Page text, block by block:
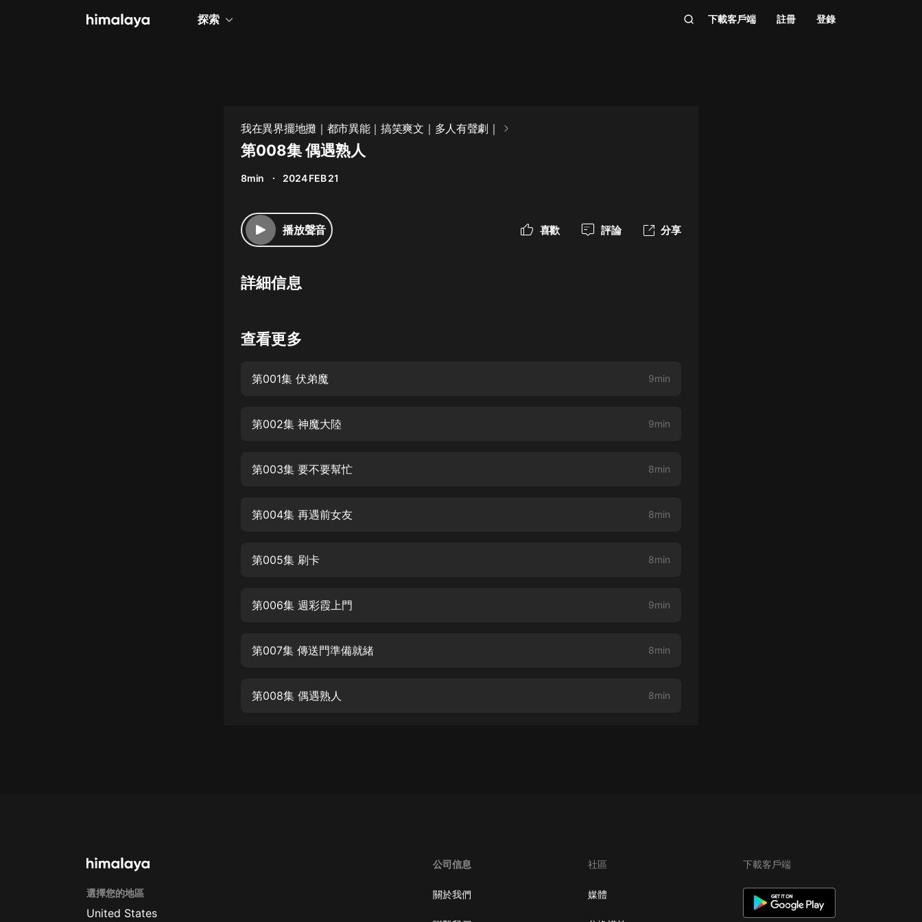
探索 下載客戶端 註冊 登錄
我在異界擺地攤｜都市異能｜搞笑爽文｜多人有聲劇｜
第008集 偶遇熟人
8min 2024 FEB 21
播放聲音 喜歡 評論 分享
詳細信息
查看更多
第001集 伏弟魔 9min
第002集 神魔大陸 9min
第003集 要不要幫忙 8min
第004集 再遇前女友 8min
第005集 刷卡 8min
第006集 週彩霞上門 9min
第007集 傳送門準備就緒 8min
第008集 偶遇熟人 8min
選擇您的地區
United States
公司信息
關於我們
社區
媒體
下載客戶端